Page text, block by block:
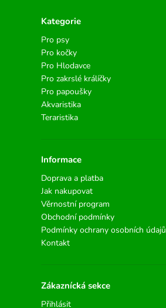
Kategorie
Pro psy
Pro kočky
Pro Hlodavce
Pro zakrslé králíčky
Pro papoušky
Akvaristika
Teraristika
Informace
Doprava a platba
Jak nakupovat
Věrnostní program
Obchodní podmínky
Podmínky ochrany osobních údajů
Kontakt
Zákaznícká sekce
Přihlásit